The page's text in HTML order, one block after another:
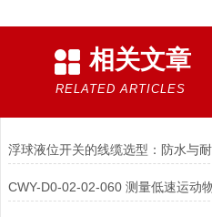
相关文章
RELATED ARTICLES
浮